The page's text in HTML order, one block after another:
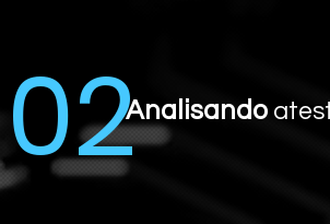
Analisando
02